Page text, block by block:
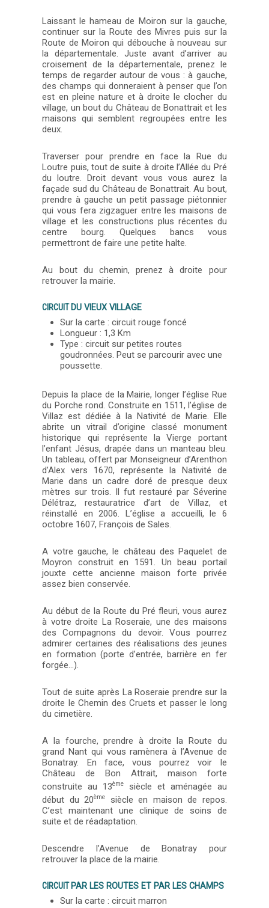
Laissant le hameau de Moiron sur la gauche,
continuer sur la Route des Mivres puis sur la
Route de Moiron qui débouche à nouveau sur
la départementale. Juste avant d’arriver au
croisement de la départementale, prenez le
temps de regarder autour de vous : à gauche,
des champs qui donneraient à penser que l’on
est en pleine nature et à droite le clocher du
village, un bout du Château de Bonattrait et les
maisons qui semblent regroupées entre les
deux.
Traverser pour prendre en face la Rue du
Loutre puis, tout de suite à droite l’Allée du Pré
du loutre. Droit devant vous vous aurez la
façade sud du Château de Bonattrait. Au bout,
prendre à gauche un petit passage piétonnier
qui vous fera zigzaguer entre les maisons de
village et les constructions plus récentes du
centre bourg. Quelques bancs vous
permettront de faire une petite halte.
Au bout du chemin, prenez à droite pour
retrouver la mairie.
CIRCUIT DU VIEUX VILLAGE
Sur la carte : circuit rouge foncé
Longueur : 1,3 Km
Type : circuit sur petites routes
goudronnées. Peut se parcourir avec une
poussette.
Depuis la place de la Mairie, longer l’église Rue
du Porche rond. Construite en 1511, l’église de
Villaz est dédiée à la Nativité de Marie. Elle
abrite un vitrail d’origine classé monument
historique qui représente la Vierge portant
l’enfant Jésus, drapée dans un manteau bleu.
Un tableau, offert par Monseigneur d’Arenthon
d’Alex vers 1670, représente la Nativité de
Marie dans un cadre doré de presque deux
mètres sur trois. Il fut restauré par Séverine
Délétraz, restauratrice d’art de Villaz, et
réinstallé en 2006. L’église a accueilli, le 6
octobre 1607, François de Sales.
A votre gauche, le château des Paquelet de
Moyron construit en 1591. Un beau portail
jouxte cette ancienne maison forte privée
assez bien conservée.
Au début de la Route du Pré fleuri, vous aurez
à votre droite La Roseraie, une des maisons
des Compagnons du devoir. Vous pourrez
admirer certaines des réalisations des jeunes
en formation (porte d’entrée, barrière en fer
forgée…).
Tout de suite après La Roseraie prendre sur la
droite le Chemin des Cruets et passer le long
du cimetière.
A la fourche, prendre à droite la Route du
grand Nant qui vous ramènera à l’Avenue de
Bonatray. En face, vous pourrez voir le
Château de Bon Attrait, maison forte
construite au 13ème
siècle et aménagée au
début du 20ème
siècle en maison de repos.
C’est maintenant une clinique de soins de
suite et de réadaptation.
Descendre l’Avenue de Bonatray pour
retrouver la place de la mairie.
CIRCUITPAR LES ROUTES ET PAR LES CHAMPS
Sur la carte : circuit marron